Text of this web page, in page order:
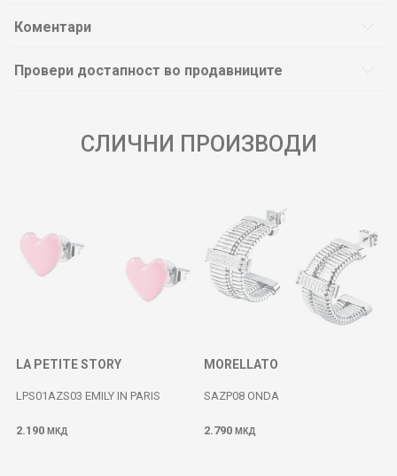
Коментари
Провери достапност во продавниците
СЛИЧНИ ПРОИЗВОДИ
LA PETITE STORY
LPS01AZS03 EMILY IN PARIS
2.190 МКД
MORELLATO
SAZP08 ONDA
2.790 МКД